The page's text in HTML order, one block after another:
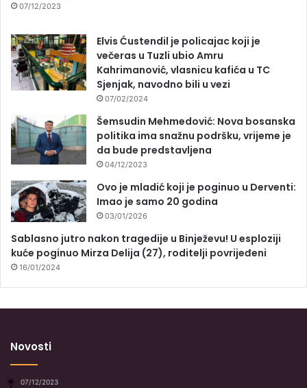
07/12/2023
Elvis Ćustendil je policajac koji je
večeras u Tuzli ubio Amru
Kahrimanović, vlasnicu kafića u TC
Sjenjak, navodno bili u vezi
07/02/2024
Šemsudin Mehmedović: Nova bosanska
politika ima snažnu podršku, vrijeme je
da bude predstavljena
04/12/2023
Ovo je mladić koji je poginuo u Derventi:
Imao je samo 20 godina
03/01/2026
Sablasno jutro nakon tragedije u Binježevu! U esploziji
kuće poginuo Mirza Delija (27), roditelji povrijeđeni
16/01/2024
Novosti
07/12/2023